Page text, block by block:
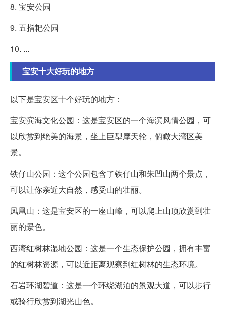
8. 宝安公园
9. 五指耙公园
10. ...
宝安十大好玩的地方
以下是宝安区十个好玩的地方：
宝安滨海文化公园：这是宝安区的一个海滨风情公园，可
以欣赏到绝美的海景，坐上巨型摩天轮，俯瞰大湾区美
景。
铁仔山公园：这个公园包含了铁仔山和朱凹山两个景点，
可以让你亲近大自然，感受山的壮丽。
凤凰山：这是宝安区的一座山峰，可以爬上山顶欣赏到壮
丽的景色。
西湾红树林湿地公园：这是一个生态保护公园，拥有丰富
的红树林资源，可以近距离观察到红树林的生态环境。
石岩环湖碧道：这是一个环绕湖泊的景观大道，可以步行
或骑行欣赏到湖光山色。